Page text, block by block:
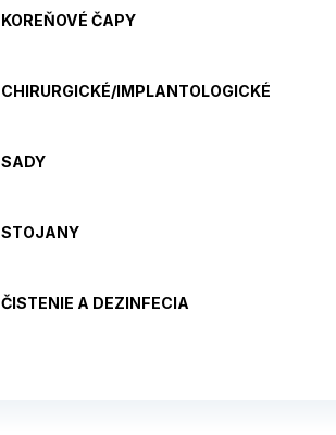
KOREŇOVÉ ČAPY
CHIRURGICKÉ/IMPLANTOLOGICKÉ
SADY
STOJANY
ČISTENIE A DEZINFECIA